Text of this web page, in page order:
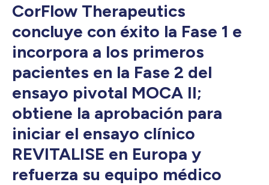
CorFlow Therapeutics
concluye con éxito la Fase 1 e
incorpora a los primeros
pacientes en la Fase 2 del
ensayo pivotal MOCA II;
obtiene la aprobación para
iniciar el ensayo clínico
REVITALISE en Europa y
refuerza su equipo médico